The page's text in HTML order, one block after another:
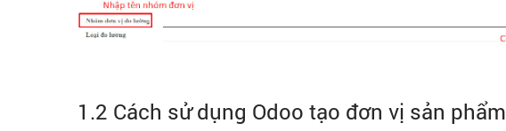
1.2 Cách sử dụng Odoo tạo đơn vị sản phẩm